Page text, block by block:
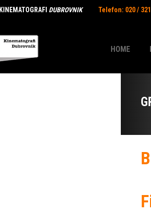
KINEMATOGRAFI DUBROVNIK Telefon: 020 /
HOME